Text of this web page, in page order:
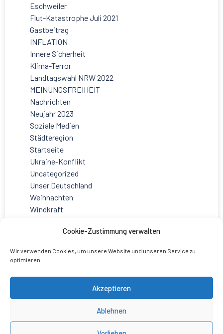
Cookie-Zustimmung verwalten
Wir verwenden Cookies, um unsere Website und unseren Service zu
optimieren.
Akzeptieren
Ablehnen
Eschweiler
Flut-Katastrophe Juli 2021
Gastbeitrag
INFLATION
Innere Sicherheit
Klima-Terror
Landtagswahl NRW 2022
MEINUNGSFREIHEIT
Nachrichten
Neujahr 2023
Soziale Medien
Städteregion
Startseite
Ukraine-Konflikt
Uncategorized
Unser Deutschland
Weihnachten
Windkraft